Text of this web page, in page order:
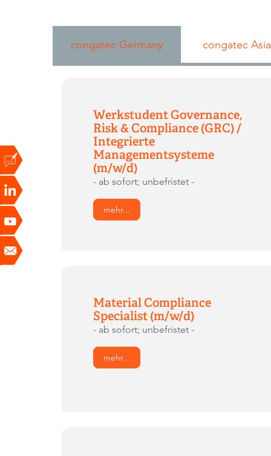
congatec Germany congatec Asia
Werkstudent Governance,
Risk & Compliance (GRC) /
Integrierte
Managementsysteme
(m/w/d)
- ab sofort; unbefristet -
mehr...
Material Compliance
Specialist (m/w/d)
- ab sofort; unbefristet -
mehr...